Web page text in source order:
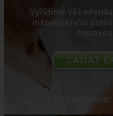
Vyřídíme Váš
inkontinenční
ZADAT
Více